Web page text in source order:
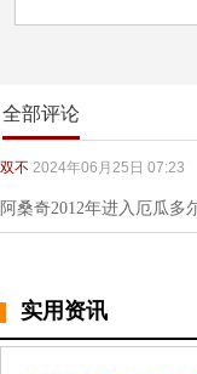
全部评论
双不 2024年06月25日 07:23
阿桑奇2012年进入厄瓜多
实用资讯